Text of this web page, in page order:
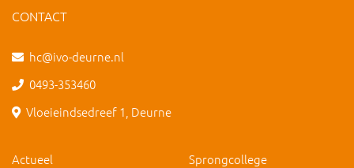
CONTACT
hc@ivo-deurne.nl
0493-353460
Vloeieindsedreef 1, Deurne
Actueel
Sprongcollege